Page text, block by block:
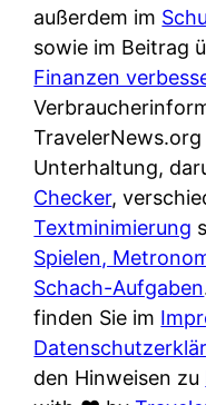
t
e
e
t
s
i
e
c
h
e
n
t
i
s
c
h
e
n
d
e
außerdem im
sowie im Beitrag
Finanzen
Unterhaltung,
Checker,
Textminimierung
Spielen,
Schach-Aufgaben
finden Sie im
den Hinweisen zu